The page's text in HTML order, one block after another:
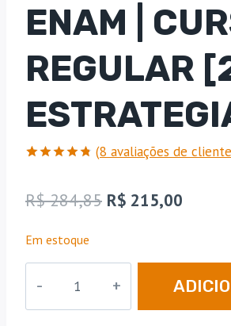
ENAM |
REGULAR
de 5, com
baseado
avaliações
clientes
(8 avaliações de
R$284,85 O
era:
R$ 284,85.
R$ 215,00
é:
R$
Em estoque
Curso